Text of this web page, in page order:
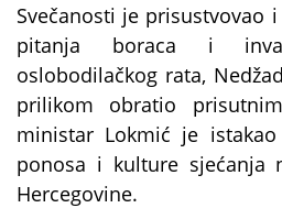
Svečanosti je prisustvovao
pitanja boraca i
oslobodilačkog rata,
prilikom obratio
ministar Lokmić je istakao
ponosa i kulture sjećanja
Hercegovine.